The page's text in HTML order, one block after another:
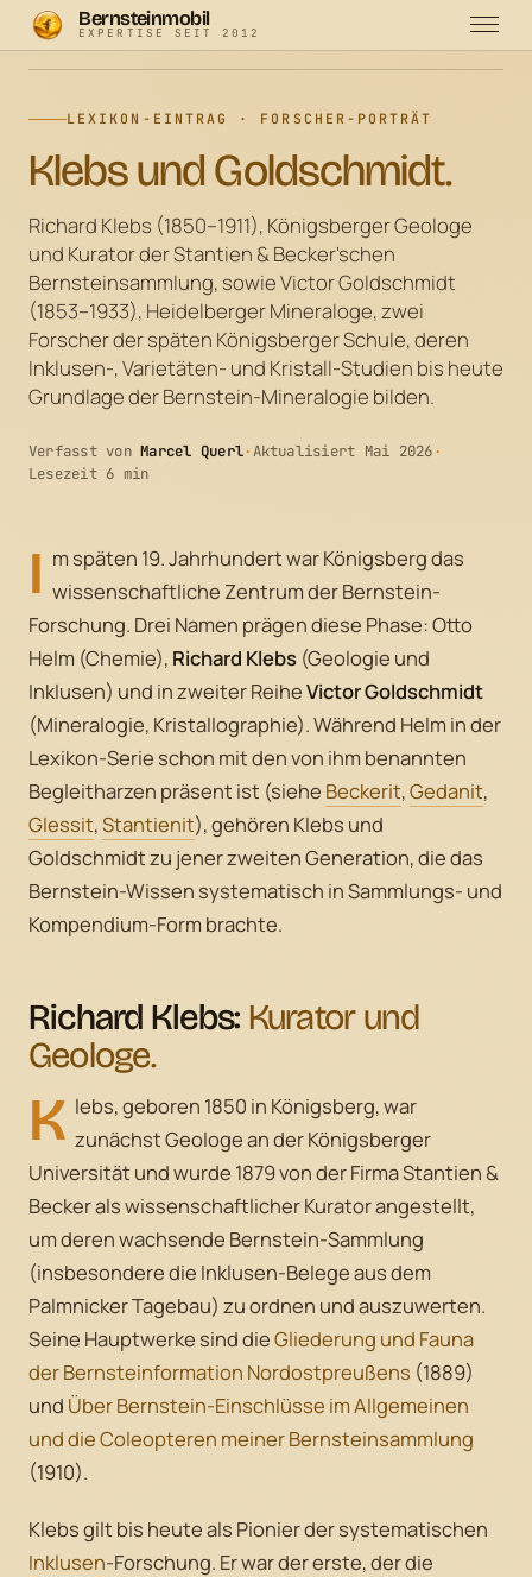
Bernsteinmobil
EXPERTISE SEIT 2012
Bernsteinmobil · Lexikon ·
LEXIKON-EINTRAG · FORSCHER-PORTRÄT
Klebs und Goldschmidt.
Richard Klebs (1850–1911), Königsberger Geologe
und Kurator der Stantien & Becker'schen
Bernsteinsammlung, sowie Victor Goldschmidt
(1853–1933), Heidelberger Mineraloge, zwei
Forscher der späten Königsberger Schule, deren
Inklusen-, Varietäten- und Kristall-Studien bis heute
Grundlage der Bernstein-Mineralogie bilden.
Verfasst vonMarcel Querl·Aktualisiert Mai 2026·
Lesezeit 6 min
I m späten 19. Jahrhundert war Königsberg das
wissenschaftliche Zentrum der Bernstein-
Forschung. Drei Namen prägen diese Phase: Otto
Helm (Chemie), Richard Klebs (Geologie und
Inklusen) und in zweiter ReiheVictor Goldschmidt
(Mineralogie, Kristallographie). Während Helm in der
Lexikon-Serie schon mit den von ihm benannten
Begleitharzen präsent ist (siehe Beckerit,Gedanit,
Glessit,Stantienit), gehören Klebs und
Goldschmidt zu jener zweiten Generation, die das
Bernstein-Wissen systematisch in Sammlungs- und
Kompendium-Form brachte.
Richard Klebs: Kurator und
Geologe.
K lebs, geboren 1850 in Königsberg, war
zunächst Geologe an der Königsberger
Universität und wurde 1879 von der Firma Stantien &
Becker als wissenschaftlicher Kurator angestellt,
um deren wachsende Bernstein-Sammlung
(insbesondere die Inklusen-Belege aus dem
Palmnicker Tagebau) zu ordnen und auszuwerten.
Seine Hauptwerke sind dieGliederung und Fauna
der Bernsteinformation Nordostpreußens (1889)
und Über Bernstein-Einschlüsse im Allgemeinen
und die Coleopteren meiner Bernsteinsammlung
(1910).
Klebs gilt bis heute als Pionier der systematischen
Inklusen-Forschung. Er war der erste, der die